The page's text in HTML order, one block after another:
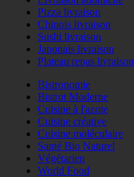
Pizza livraison
Chinois livraison
Sushi livraison
Japonais livraison
Plateau repas livraison
Bistronomie
Bistrot Moderne
Cuisine à l'azote
Cuisine créative
Cuisine moléculaire
Santé Bio Naturel
Végétarien
World Food